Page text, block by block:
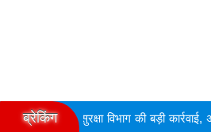
ब्रेकिंग
विभाग की बड़ी कार्रवाई, अमानक स्तर पर ...